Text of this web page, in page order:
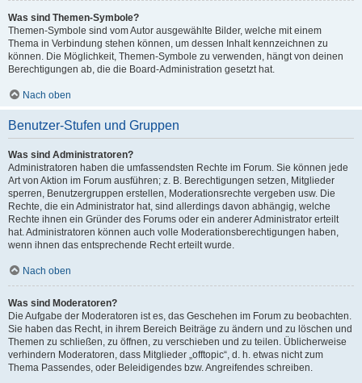
Was sind Themen-Symbole?
Themen-Symbole sind vom Autor ausgewählte Bilder, welche mit einem
Thema in Verbindung stehen können, um dessen Inhalt kennzeichnen zu
können. Die Möglichkeit, Themen-Symbole zu verwenden, hängt von deinen
Berechtigungen ab, die die Board-Administration gesetzt hat.
Nach oben
Benutzer-Stufen und Gruppen
Was sind Administratoren?
Administratoren haben die umfassendsten Rechte im Forum. Sie können jede
Art von Aktion im Forum ausführen; z. B. Berechtigungen setzen, Mitglieder
sperren, Benutzergruppen erstellen, Moderationsrechte vergeben usw. Die
Rechte, die ein Administrator hat, sind allerdings davon abhängig, welche
Rechte ihnen ein Gründer des Forums oder ein anderer Administrator erteilt
hat. Administratoren können auch volle Moderationsberechtigungen haben,
wenn ihnen das entsprechende Recht erteilt wurde.
Nach oben
Was sind Moderatoren?
Die Aufgabe der Moderatoren ist es, das Geschehen im Forum zu beobachten.
Sie haben das Recht, in ihrem Bereich Beiträge zu ändern und zu löschen und
Themen zu schließen, zu öffnen, zu verschieben und zu teilen. Üblicherweise
verhindern Moderatoren, dass Mitglieder „offtopic“, d. h. etwas nicht zum
Thema Passendes, oder Beleidigendes bzw. Angreifendes schreiben.